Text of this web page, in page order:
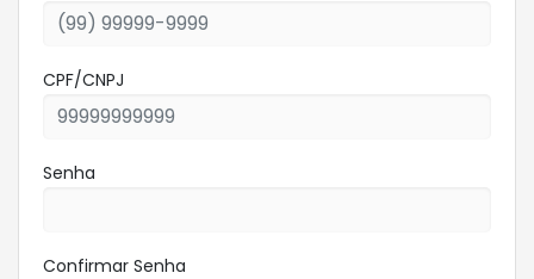
CPF/CNPJ
Senha
Confirmar Senha